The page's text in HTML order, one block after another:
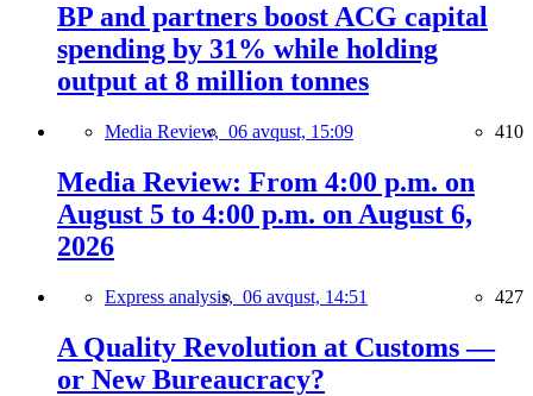
BP and partners boost ACG capital
spending by 31% while holding
output at 8 million tonnes
Media Review, 06 avqust, 15:09 410
Media Review: From 4:00 p.m. on
August 5 to 4:00 p.m. on August 6,
2026
Express analysis, 06 avqust, 14:51 427
A Quality Revolution at Customs —
or New Bureaucracy?